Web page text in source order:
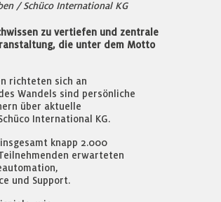
/ Schüco International KG
zu vertiefen und zentrale
die unter dem Motto
richteten sich an
Wandels sind persönliche
über aktuelle
International KG.
knapp 2.000
erwarteten
und Support.